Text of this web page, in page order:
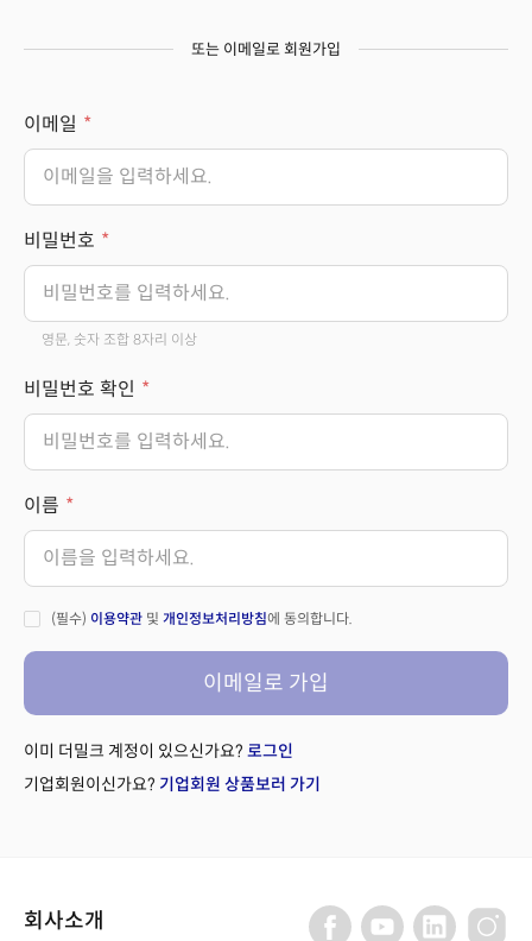
또는 이메일로 회원가입
이메일
비밀번호
영문, 숫자 조합 8자리 이상
비밀번호 확인
이름
(필수) 이용약관 및 개인정보처리방침에 동의합니다.
이메일로 가입
이미 더밀크 계정이 있으신가요? 로그인
기업회원이신가요? 기업회원 상품보러 가기
회사소개